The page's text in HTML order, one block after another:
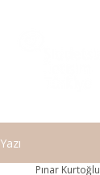
Yazı
Pınar Kurtoğlu